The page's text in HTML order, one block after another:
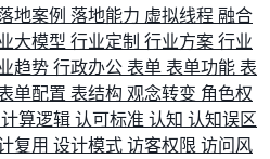
地案例 落地能力 虚拟线程 融合
大模型 行业定制 行业方案 行业
趋势 行政办公 表单 表单功能 表
单配置 表结构 观念转变 角色权
计算逻辑 认可标准 认知 认知误区
复用 设计模式 访客权限 访问风